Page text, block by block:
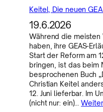
Keitel, Die neuen
19.6.2026
Während die
haben, ihre GEAS-
Start der Reform am
bringen, ist das beim
besprochenen Buch
Christian Keitel
12. Juni lieferbar. Im
(nicht nur: ein)…